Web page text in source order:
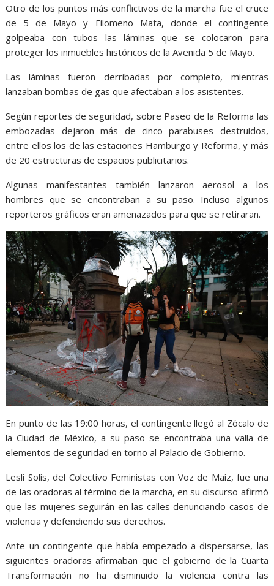
Otro de los puntos más conflictivos de la marcha fue el cruce
de 5 de Mayo y Filomeno Mata, donde el contingente
golpeaba con tubos las láminas que se colocaron para
proteger los inmuebles históricos de la Avenida 5 de Mayo.
Las láminas fueron derribadas por completo, mientras
lanzaban bombas de gas que afectaban a los asistentes.
Según reportes de seguridad, sobre Paseo de la Reforma las
embozadas dejaron más de cinco parabuses destruidos,
entre ellos los de las estaciones Hamburgo y Reforma, y más
de 20 estructuras de espacios publicitarios.
Algunas manifestantes también lanzaron aerosol a los
hombres que se encontraban a su paso. Incluso algunos
reporteros gráficos eran amenazados para que se retiraran.
En punto de las 19:00 horas, el contingente llegó al Zócalo de
la Ciudad de México, a su paso se encontraba una valla de
elementos de seguridad en torno al Palacio de Gobierno.
Lesli Solís, del Colectivo Feministas con Voz de Maíz, fue una
de las oradoras al término de la marcha, en su discurso afirmó
que las mujeres seguirán en las calles denunciando casos de
violencia y defendiendo sus derechos.
Ante un contingente que había empezado a dispersarse, las
siguientes oradoras afirmaban que el gobierno de la Cuarta
Transformación no ha disminuido la violencia contra las